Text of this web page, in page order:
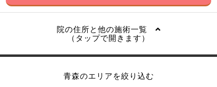
院の住所と他の施術一覧
（タップで開きます）
青森のエリアを絞り込む